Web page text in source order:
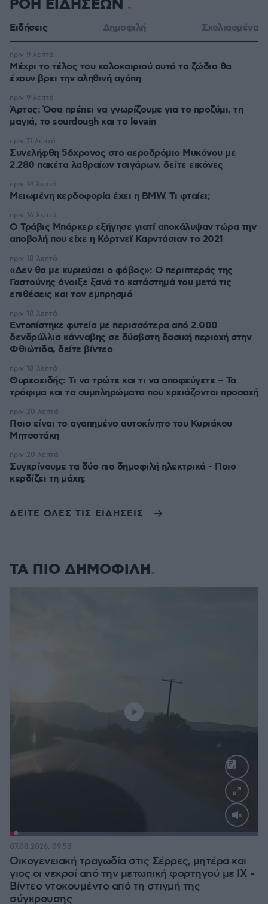
ΡΟΗ ΕΙΔΗΣΕΩΝ
Ειδήσεις Δημοφιλή Σχολιασμένα
Μέχρι το τέλος του καλοκαιριού αυτά τα ζώδια θα
έχουν βρει την αληθινή αγάπη
πριν 9 λεπτά
Άρτος: Όσα πρέπει να γνωρίζουμε για το προζύμι, τη
μαγιά, το sourdough και το levain
πριν 9 λεπτά
Συνελήφθη 56χρονος στο αεροδρόμιο Μυκόνου με
2.280 πακέτα λαθραίων τσιγάρων, δείτε εικόνες
πριν 11 λεπτά
Μειωμένη κερδοφορία έχει η BMW. Τι φταίει;
πριν 14 λεπτά
O Τράβις Μπάρκερ εξήγησε γιατί αποκάλυψαν τώρα την
αποβολή που είχε η Κόρτνεϊ Καρντάσιαν το 2021
πριν 16 λεπτά
«Δεν θα με κυριεύσει ο φόβος»: Ο περιπτεράς της
Γαστούνης άνοιξε ξανά το κατάστημά του μετά τις
επιθέσεις και τον εμπρησμό
πριν 18 λεπτά
Εντοπίστηκε φυτεία με περισσότερα από 2.000
δενδρύλλια κάνναβης σε δύσβατη δασική περιοχή στην
Φθιώτιδα, δείτε βίντεο
πριν 18 λεπτά
Θυρεοειδής: Τι να τρώτε και τι να αποφεύγετε – Τα
τρόφιμα και τα συμπληρώματα που χρειάζονται προσοχή
πριν 18 λεπτά
Ποιο είναι το αγαπημένο αυτοκίνητο του Κυριάκου
Μητσοτάκη
πριν 20 λεπτά
Συγκρίνουμε τα δύο πιο δημοφιλή ηλεκτρικά - Ποιο
κερδίζει τη μάχη;
πριν 20 λεπτά
ΔΕΙΤΕ ΟΛΕΣ ΤΙΣ ΕΙΔΗΣΕΙΣ
ΤΑ ΠΙΟ ΔΗΜΟΦΙΛΗ
Loaded:
Οικογενειακή τραγωδία στις Σέρρες, μητέρα και
γιος οι νεκροί από την μετωπική φορτηγού με ΙΧ -
Βίντεο ντοκουμέντο από τη στιγμή της
σύγκρουσης
07.08.2026, 09:58